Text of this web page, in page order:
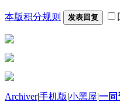
本版积分规则 发表回复
Archiver|手机版|小黑屋|一同